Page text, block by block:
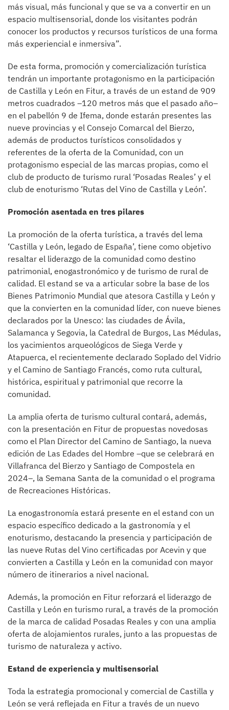
más visual, más funcional y que se va a convertir en un
espacio multisensorial, donde los visitantes podrán
conocer los productos y recursos turísticos de una forma
más experiencial e inmersiva”.
De esta forma, promoción y comercialización turística
tendrán un importante protagonismo en la participación
de Castilla y León en Fitur, a través de un estand de 909
metros cuadrados –120 metros más que el pasado año–
en el pabellón 9 de Ifema, donde estarán presentes las
nueve provincias y el Consejo Comarcal del Bierzo,
además de productos turísticos consolidados y
referentes de la oferta de la Comunidad, con un
protagonismo especial de las marcas propias, como el
club de producto de turismo rural ‘Posadas Reales’ y el
club de enoturismo ‘Rutas del Vino de Castilla y León’.
Promoción asentada en tres pilares
La promoción de la oferta turística, a través del lema
‘Castilla y León, legado de España’, tiene como objetivo
resaltar el liderazgo de la comunidad como destino
patrimonial, enogastronómico y de turismo de rural de
calidad. El estand se va a articular sobre la base de los
Bienes Patrimonio Mundial que atesora Castilla y León y
que la convierten en la comunidad líder, con nueve bienes
declarados por la Unesco: las ciudades de Ávila,
Salamanca y Segovia, la Catedral de Burgos, Las Médulas,
los yacimientos arqueológicos de Siega Verde y
Atapuerca, el recientemente declarado Soplado del Vidrio
y el Camino de Santiago Francés, como ruta cultural,
histórica, espiritual y patrimonial que recorre la
comunidad.
La amplia oferta de turismo cultural contará, además,
con la presentación en Fitur de propuestas novedosas
como el Plan Director del Camino de Santiago, la nueva
edición de Las Edades del Hombre –que se celebrará en
Villafranca del Bierzo y Santiago de Compostela en
2024–, la Semana Santa de la comunidad o el programa
de Recreaciones Históricas.
La enogastronomía estará presente en el estand con un
espacio específico dedicado a la gastronomía y el
enoturismo, destacando la presencia y participación de
las nueve Rutas del Vino certificadas por Acevin y que
convierten a Castilla y León en la comunidad con mayor
número de itinerarios a nivel nacional.
Además, la promoción en Fitur reforzará el liderazgo de
Castilla y León en turismo rural, a través de la promoción
de la marca de calidad Posadas Reales y con una amplia
oferta de alojamientos rurales, junto a las propuestas de
turismo de naturaleza y activo.
Estand de experiencia y multisensorial
Toda la estrategia promocional y comercial de Castilla y
León se verá reflejada en Fitur a través de un nuevo